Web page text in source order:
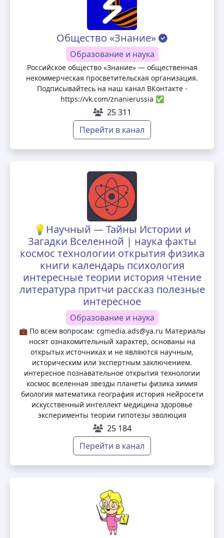
Общество «Знание»
Образование и наука
Российское общество «Знание» — общественная
некоммерческая просветительская организация.
Подписывайтесь на наш канал ВКонтакте -
https://vk.com/znanierussia ✅
25 311
Перейти в канал
💡Научный — Тайны Истории и
Загадки Вселенной | наука факты
космос технологии открытия физика
книги календарь психология
интересные теории история чтение
литература притчи рассказ полезные
интересное
Образование и наука
💼 По всем вопросам: cgmedia.ads@ya.ru Материалы
носят ознакомительный характер, основаны на
открытых источниках и не являются научным,
историческим или экспертным заключением.
интересное познавательное открытия технологии
космос вселенная звезды планеты физика химия
биология математика география история нейросети
искусственный интеллект медицина здоровье
эксперименты теории гипотезы эволюция
25 184
Перейти в канал